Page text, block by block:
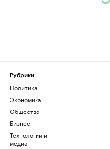
Рубрики
Политика
Экономика
Общество
Бизнес
Технологии и
медиа